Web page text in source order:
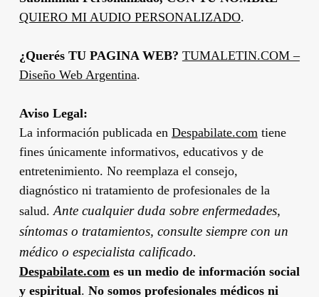
QUIERO MI AUDIO PERSONALIZADO.
¿Querés TU PAGINA WEB? TUMALETIN.COM –
Diseño Web Argentina.
Aviso Legal:
La información publicada en Despabilate.comtiene
fines únicamente informativos, educativos y de
entretenimiento. No reemplaza el consejo,
diagnóstico ni tratamiento de profesionales de la
salud.Ante cualquier duda sobre enfermedades,
síntomas o tratamientos, consulte siempre con un
médico o especialista calificado.
Despabilate.comes un medio de información social
y espiritual. No somos profesionales médicos ni